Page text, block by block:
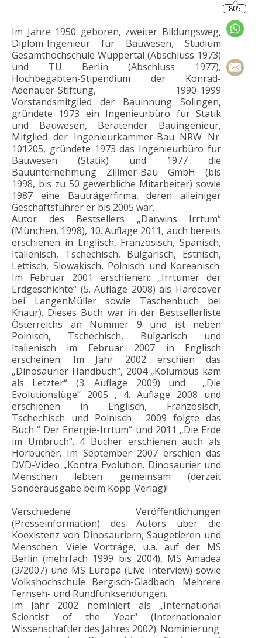
Im Jahre 1950 geboren, zweiter Bildungsweg,
Diplom-Ingenieur für Bauwesen, Studium
Gesamthochschule Wuppertal (Abschluss 1973)
und TU Berlin (Abschluss 1977),
Hochbegabten-Stipendium der Konrad-
Adenauer-Stiftung, 1990-1999
Vorstandsmitglied der Bauinnung Solingen,
gründete 1973 ein Ingenieurbüro für Statik
und Bauwesen, Beratender Bauingenieur,
Mitglied der Ingenieurkammer-Bau NRW Nr.
101205, gründete 1973 das Ingenieurbüro für
Bauwesen (Statik) und 1977 die
Bauunternehmung Zillmer-Bau GmbH (bis
1998, bis zu 50 gewerbliche Mitarbeiter) sowie
1987 eine Bauträgerfirma, deren alleiniger
Geschäftsführer er bis 2005 war.
Autor des Bestsellers „Darwins Irrtum“
(München, 1998), 10. Auflage 2011, auch bereits
erschienen in Englisch, Französisch, Spanisch,
Italienisch, Tschechisch, Bulgarisch, Estnisch,
Lettisch, Slowakisch, Polnisch und Koreanisch.
Im Februar 2001 erschienen: „Irrtümer der
Erdgeschichte“ (5. Auflage 2008) als Hardcover
bei LangenMüller sowie Taschenbuch bei
Knaur). Dieses Buch war in der Bestsellerliste
Österreichs an Nummer 9 und ist neben
Polnisch, Tschechisch, Bulgarisch und
Italienisch im Februar 2007 in Englisch
erscheinen. Im Jahr 2002 erschien das
„Dinosaurier Handbuch“, 2004 „Kolumbus kam
als Letzter“ (3. Auflage 2009) und „Die
Evolutionslüge“ 2005 , 4. Auflage 2008 und
erschienen in Englisch, Französisch,
Tschechisch und Polnisch . 2009 folgte das
Buch “ Der Energie-Irrtum“ und 2011 „Die Erde
im Umbruch“. 4 Bücher erschienen auch als
Hörbücher. Im September 2007 erschien das
DVD-Video „Kontra Evolution. Dinosaurier und
Menschen lebten gemeinsam (derzeit
Sonderausgabe beim Kopp-Verlag)!
Verschiedene Veröffentlichungen
(Presseinformation) des Autors über die
Koexistenz von Dinosauriern, Säugetieren und
Menschen. Viele Vorträge, u.a. auf der MS
Berlin (mehrfach 1999 bis 2004), MS Amadea
(3/2007) und MS Europa (Live-Interview) sowie
Volkshochschule Bergisch-Gladbach. Mehrere
Fernseh- und Rundfunksendungen.
Im Jahr 2002 nominiert als „International
Scientist of the Year“ (Internationaler
Wissenschaftler des Jahres 2002). Nominierung